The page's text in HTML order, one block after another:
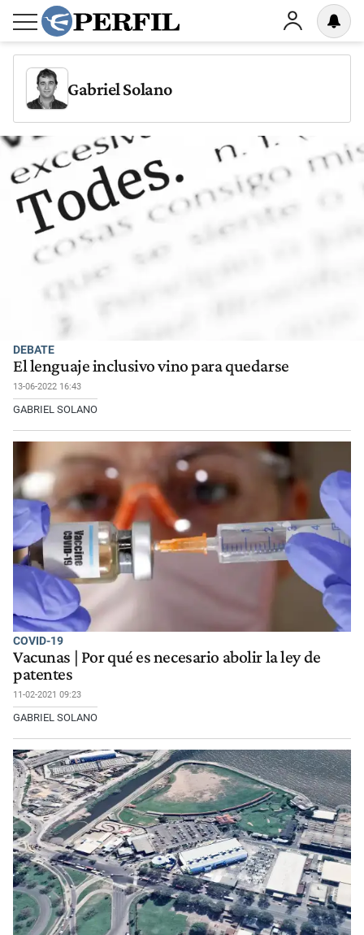
Gabriel Solano
DEBATE
El lenguaje inclusivo vino para quedarse
13-06-2022 16:43
GABRIEL SOLANO
COVID-19
Vacunas | Por qué es necesario abolir la ley de
patentes
11-02-2021 09:23
GABRIEL SOLANO